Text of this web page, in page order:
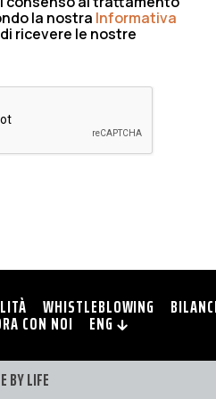
la nostra Informativa
ricevere le nostre
WHISTLEBLOWING
CON NOI ENG
BYLIFE